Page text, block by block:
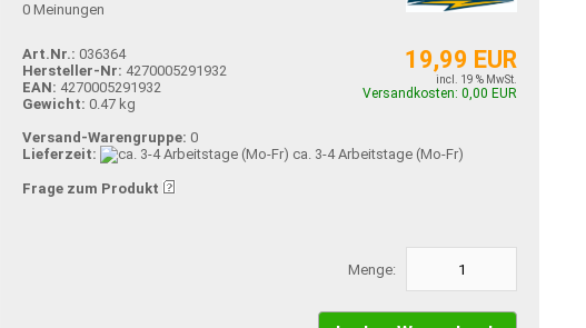
0 Meinungen
19,99 EUR
incl. 19 % MwSt.
Versandkosten: 0,00 EUR
Art.Nr.: 036364
Hersteller-Nr: 4270005291932
EAN: 4270005291932
Gewicht: 0.47 kg
Versand-Warengruppe: 0
Lieferzeit:
ca. 3-4 Arbeitstage (Mo-Fr)
Frage zum Produkt
Menge: